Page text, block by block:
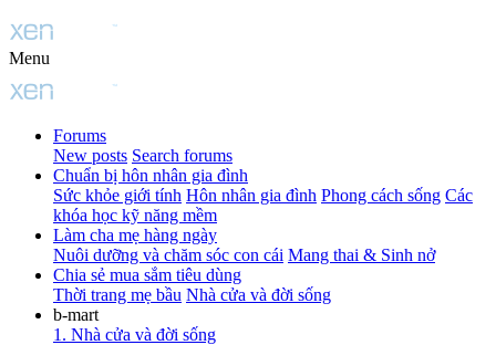
Menu
Forums
New posts Search forums
Chuẩn bị hôn nhân gia đình
Sức khỏe giới tính Hôn nhân gia đình Phong cách sống Các
khóa học kỹ năng mềm
Làm cha mẹ hàng ngày
Nuôi dưỡng và chăm sóc con cái Mang thai & Sinh nở
Chia sẻ mua sắm tiêu dùng
Thời trang mẹ bầu Nhà cửa và đời sống
b-mart
1. Nhà cửa và đời sống